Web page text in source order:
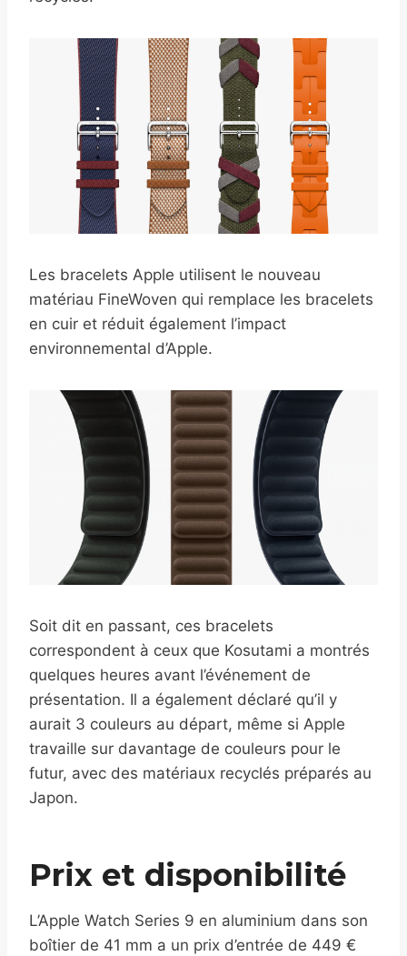
Les bracelets Apple utilisent le nouveau
matériau FineWoven qui remplace les bracelets
en cuir et réduit également l’impact
environnemental d’Apple.
Soit dit en passant, ces bracelets
correspondent à ceux que Kosutami a montrés
quelques heures avant l’événement de
présentation. Il a également déclaré qu’il y
aurait 3 couleurs au départ, même si Apple
travaille sur davantage de couleurs pour le
futur, avec des matériaux recyclés préparés au
Japon.
Prix ​​et disponibilité
L’Apple Watch Series 9 en aluminium dans son
boîtier de 41 mm a un prix d’entrée de 449 €